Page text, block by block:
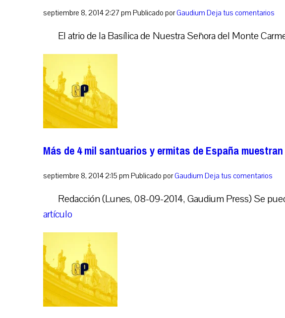
septiembre 8, 2014 2:27 pm Publicado porGaudium Deja tus comentarios
El atrio de la Basílica de Nuestra Señora del Monte
Más de 4 mil santuarios y ermitas de España
septiembre 8, 2014 2:15 pm Publicado porGaudium Deja tus comentarios
Redacción (Lunes, 08-09-2014, Gaudium Press) Se
artículo